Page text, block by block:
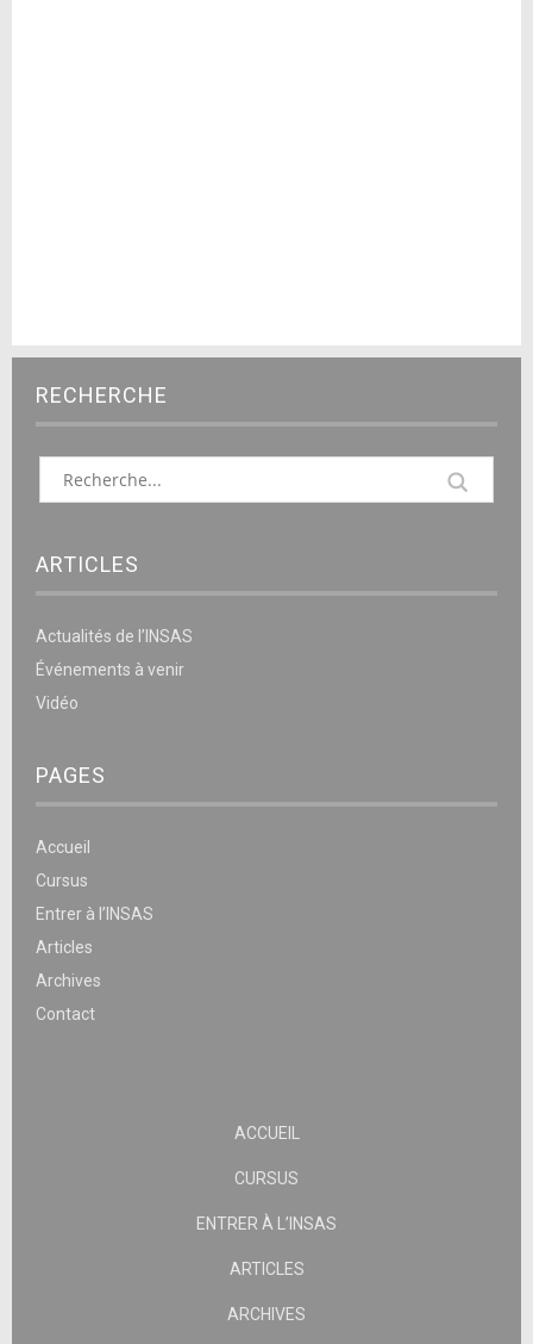
RECHERCHE
ARTICLES
Actualités de l’INSAS
Événements à venir
Vidéo
PAGES
Accueil
Cursus
Entrer à l’INSAS
Articles
Archives
Contact
ACCUEIL
CURSUS
ENTRER À L’INSAS
ARTICLES
ARCHIVES